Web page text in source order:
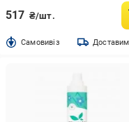
517 ₴/шт.
Cамовивіз